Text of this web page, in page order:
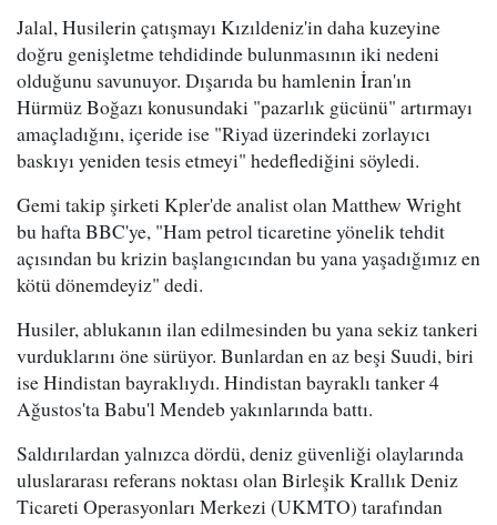
Jalal, Husilerin çatışmayı Kızıldeniz'in daha kuzeyine
doğru genişletme tehdidinde bulunmasının iki nedeni
olduğunu savunuyor. Dışarıda bu hamlenin İran'ın
Hürmüz Boğazı konusundaki "pazarlık gücünü" artırmayı
amaçladığını, içeride ise "Riyad üzerindeki zorlayıcı
baskıyı yeniden tesis etmeyi" hedeflediğini söyledi.
Gemi takip şirketi Kpler'de analist olan Matthew Wright
bu hafta BBC'ye, "Ham petrol ticaretine yönelik tehdit
açısından bu krizin başlangıcından bu yana yaşadığımız en
kötü dönemdeyiz" dedi.
Husiler, ablukanın ilan edilmesinden bu yana sekiz tankeri
vurduklarını öne sürüyor. Bunlardan en az beşi Suudi, biri
ise Hindistan bayraklıydı. Hindistan bayraklı tanker 4
Ağustos'ta Babu'l Mendeb yakınlarında battı.
Saldırılardan yalnızca dördü, deniz güvenliği olaylarında
uluslararası referans noktası olan Birleşik Krallık Deniz
Ticareti Operasyonları Merkezi (UKMTO) tarafından